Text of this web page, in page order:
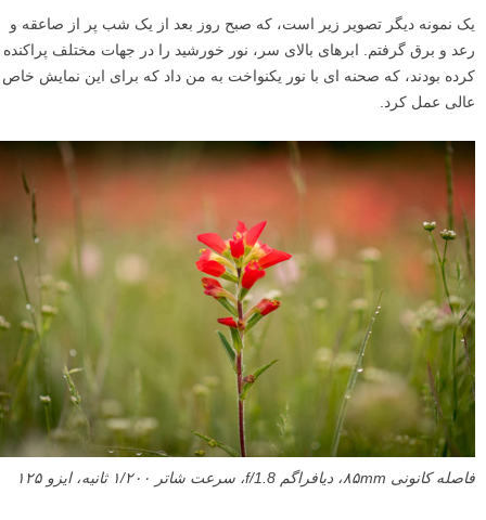
یک نمونه دیگر تصویر زیر است، که صبح روز بعد از یک شب پر از صاعقه و
رعد و برق گرفتم. ابرهای بالای سر، نور خورشید را در جهات مختلف پراکنده
کرده بودند، که صحنه ای با نور یکنواخت به من داد که برای این نمایش خاص
عالی عمل کرد.
فاصله کانونی ۸۵mm، دیافراگم f/1.8، سرعت شاتر ۱/۲۰۰ ثانیه، ایزو ۱۲۵